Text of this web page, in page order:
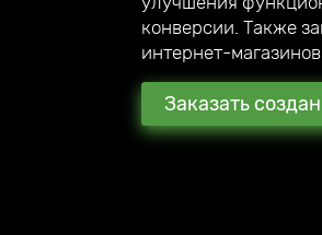
Приветствую, меня
руководитель
Мы стараемся
рекомендуют нас своим
С каждым клиентом
конверсии. Также
интернет-
Заказать